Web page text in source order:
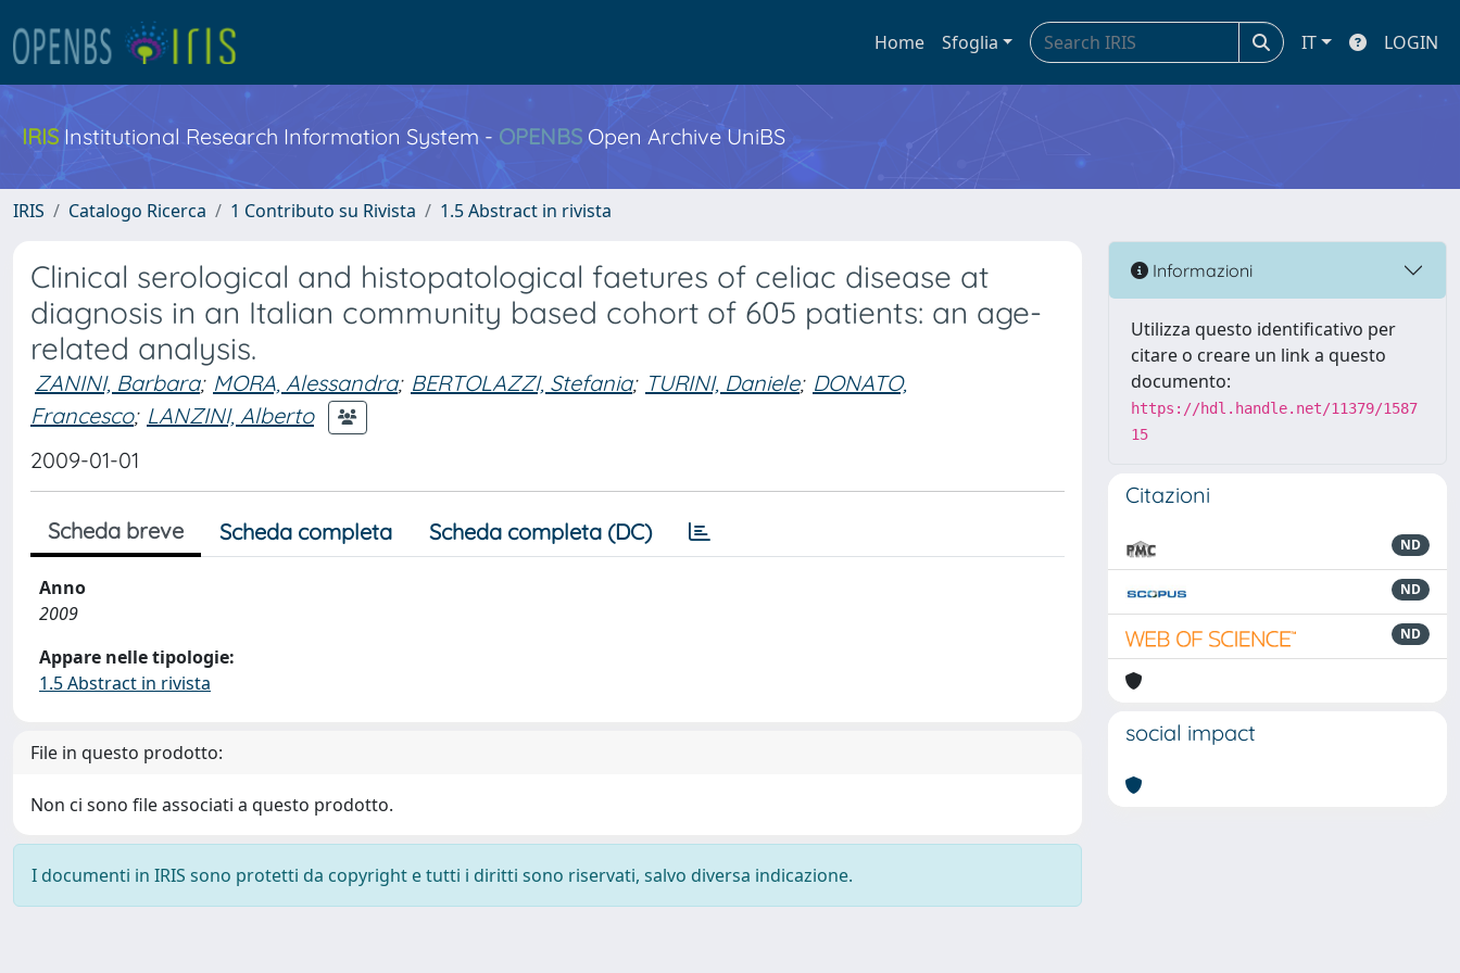
Home Sfoglia IT LOGIN
IRIS Institutional Research Information System - OPENBS Open Archive UniBS
IRIS Catalogo Ricerca 1 Contributo su Rivista 1.5 Abstract in rivista
Clinical serological and histopatological faetures of celiac disease at
diagnosis in an Italian community based cohort of 605 patients: an age-
related analysis.
ZANINI, Barbara; MORA, Alessandra; BERTOLAZZI, Stefania; TURINI, Daniele; DONATO,
Francesco; LANZINI, Alberto
2009-01-01
Scheda breve Scheda completa Scheda completa (DC)
Anno
2009
Appare nelle tipologie:
1.5 Abstract in rivista
File in questo prodotto:
Non ci sono file associati a questo prodotto.
I documenti in IRIS sono protetti da copyright e tutti i diritti sono riservati, salvo diversa indicazione.
Informazioni
Utilizza questo identificativo per
citare o creare un link a questo
documento:
https://hdl.handle.net/11379/1587
15
Citazioni
ND
ND
ND
social impact